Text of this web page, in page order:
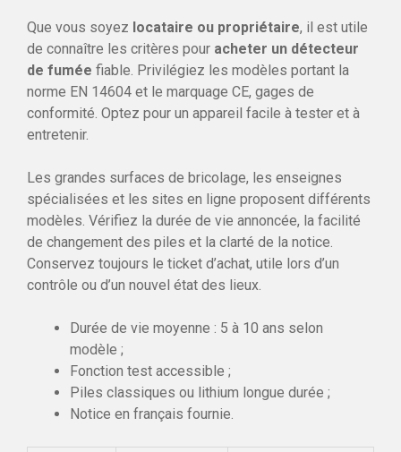
Que vous soyez locataire ou propriétaire, il est utile
de connaître les critères pour acheter un détecteur
de fumée fiable. Privilégiez les modèles portant la
norme EN 14604 et le marquage CE, gages de
conformité. Optez pour un appareil facile à tester et à
entretenir.
Les grandes surfaces de bricolage, les enseignes
spécialisées et les sites en ligne proposent différents
modèles. Vérifiez la durée de vie annoncée, la facilité
de changement des piles et la clarté de la notice.
Conservez toujours le ticket d’achat, utile lors d’un
contrôle ou d’un nouvel état des lieux.
Durée de vie moyenne : 5 à 10 ans selon
modèle ;
Fonction test accessible ;
Piles classiques ou lithium longue durée ;
Notice en français fournie.